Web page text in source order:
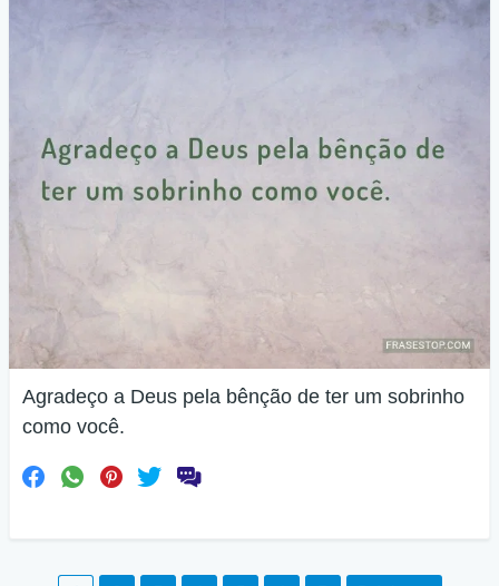
Agradeço a Deus pela bênção de ter um sobrinho
como você.